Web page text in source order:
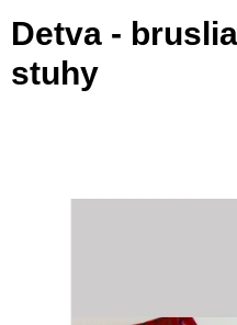
Detva -
stuhy